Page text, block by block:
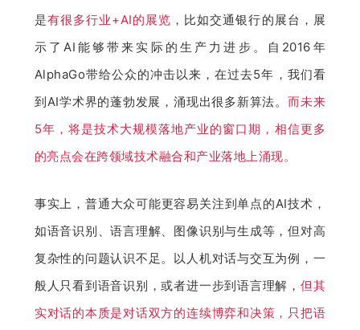
是有很多行业+AI的展览 ，比如交通银行的展台，展
示了AI能够带来实际的生产力进步。自2016年
AlphaGo带给公众的冲击以来，在过去5年，我们看
到AI学术界的蓬勃发展，涌现出很多新算法。而未来
5年，将是技术大规模落地产业的窗口期，相信更多
的亮点会在跨领域技术融合和产业落地上涌现。
事实上，普通大众可能更容易关注到单点的AI技术，
如语音识别、语言理解、图像识别与生成等，但对高
复杂性的问题认识不足。以人机对话与交互为例，一
般人只看到语音识别，或者进一步到语言理解， 但其
实对话的本质是对话双方的连续博弈和决策，只把语